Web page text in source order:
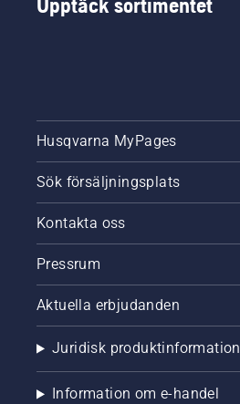
Upptäck sortimentet
Husqvarna MyPages
Sök försäljningsplats
Kontakta oss
Pressrum
Aktuella erbjudanden
Juridisk produktinformation
Information om e-handel